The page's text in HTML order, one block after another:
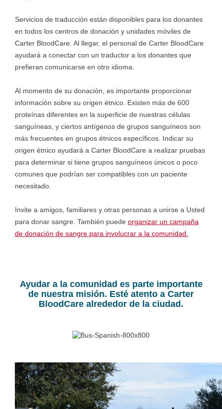
Servicios de traducción están disponibles para los donantes
en todos los centros de donación y unidades móviles de
Carter BloodCare. Al llegar, el personal de Carter BloodCare
ayudará a conectar con un traductor a los donantes que
prefieran comunicarse en otro idioma.
Al momento de su donación, es importante proporcionar
información sobre su origen étnico. Existen más de 600
proteínas diferentes en la superficie de nuestras células
sanguíneas, y ciertos antígenos de grupos sanguíneos son
más frecuentes en grupos étnicos específicos. Indicar su
origen étnico ayudará a Carter BloodCare a realizar pruebas
para determinar si tiene grupos sanguíneos únicos o poco
comunes que podrían ser compatibles con un paciente
necesitado.
Invite a amigos, familiares y otras personas a unirse a Usted
para donar sangre. También puede organizar un campaña
de donación de sangre para involucrar a la comunidad.
Ayudar a la comunidad es parte importante
de nuestra misión. Esté atento a Carter
BloodCare alrededor de la ciudad.